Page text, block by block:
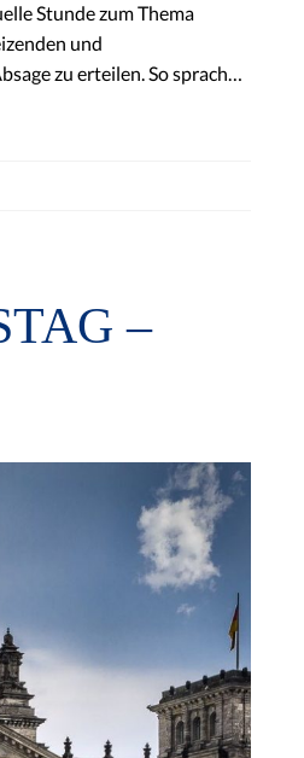
Stunde zum Thema
und
zu erteilen. So sprach…
–